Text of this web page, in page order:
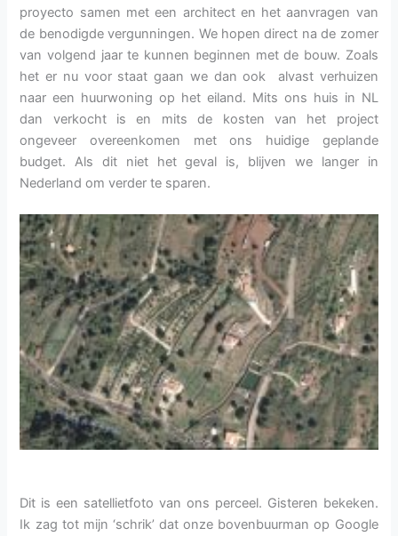
proyecto samen met een architect en het aanvragen van
de benodigde vergunningen. We hopen direct na de zomer
van volgend jaar te kunnen beginnen met de bouw. Zoals
het er nu voor staat gaan we dan ook alvast verhuizen
naar een huurwoning op het eiland. Mits ons huis in NL
dan verkocht is en mits de kosten van het project
ongeveer overeenkomen met ons huidige geplande
budget. Als dit niet het geval is, blijven we langer in
Nederland om verder te sparen.
Dit is een satellietfoto van ons perceel. Gisteren bekeken.
Ik zag tot mijn ‘schrik’ dat onze bovenbuurman op Google